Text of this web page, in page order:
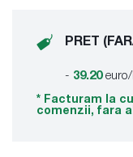
PRET
- 39.20
* Facturam la
comenzii, fara